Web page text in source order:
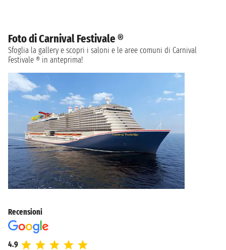
Foto di Carnival Festivale ®
Sfoglia la gallery e scopri i saloni e le aree comuni di Carnival
Festivale ® in anteprima!
Recensioni
4.9